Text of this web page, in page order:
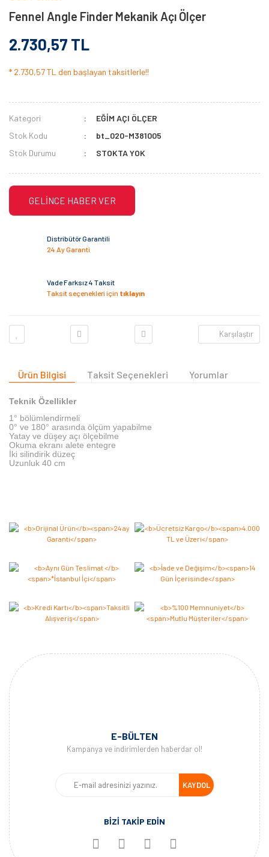
Fennel Angle Finder Mekanik Açı Ölçer
2.730,57 TL
* 2.730,57 TL den başlayan taksitlerle!!
Kategori
EĞİM AÇI ÖLÇER
Stok Kodu
bt_020-M381005
Stok Durumu
STOKTA YOK
GELİNCE HABER VER
Distribütör Garantili
24 Ay Garanti
Vade Farksız 4 Taksit
Taksit seçenekleri için tıklayın
Karşılaştır
Ürün Bilgisi Taksit Seçenekleri Yorumlar
Teknik Özellikler
1° bölümlendirmeli
0° ve 180° arasında ölçüm yapabilme
Yatay ve düşey açı ölçebilme
Okuma ekranı alete entegre
İki silindirik düzeç
Uzunluk 40 cm
E-BÜLTEN
Kampanya ve indirimlerden haberdar ol!
KAYDOL
BİZİ TAKİP EDİN